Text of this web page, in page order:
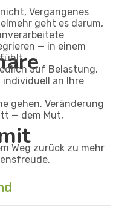
Vergangenes
geht es darum,
— in einem
auf Belastung.
individuell an Ihre
gehen. Veränderung
— dem Mut,
Weg zurück zu mehr